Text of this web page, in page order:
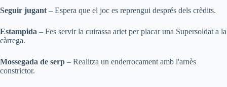
Seguir jugant – Espera que el joc es reprengui després dels crèdits.
Estampida – Fes servir la cuirassa ariet per placar una Supersoldat a la
càrrega.
Mossegada de serp – Realitza un enderrocament amb l'arnès
constrictor.